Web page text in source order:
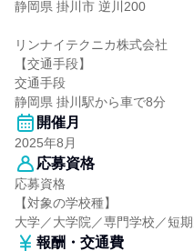
静岡県 掛川市 逆川200
リンナイテクニカ株式会社
【交通手段】
交通手段
静岡県 掛川駅から車で8分
開催月
2025年8月
応募資格
応募資格
【対象の学校種】
大学／大学院／専門学校／短
報酬・交通費